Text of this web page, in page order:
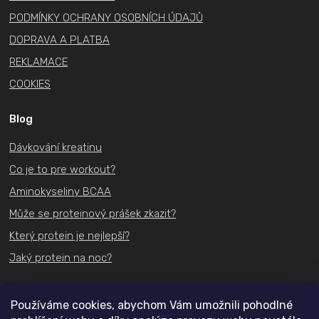
Používáme cookies, abychom Vám umožnili pohodlné
PODMÍNKY OCHRANY OSOBNÍCH ÚDAJŮ
DOPRAVA A PLATBA
REKLAMACE
COOKIES
Blog
Dávkování kreatinu
Co je to pre workout?
Aminokyseliny BCAA
Může se proteinový prášek zkazit?
Který protein je nejlepší?
Jaký protein na noc?
Kontakt